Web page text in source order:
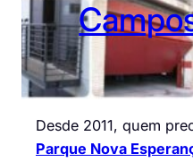
Desde 2011, quem
Parque Nova